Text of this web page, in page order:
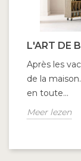
L'ART DE
Après les
de la
en toute...
Meer lezen